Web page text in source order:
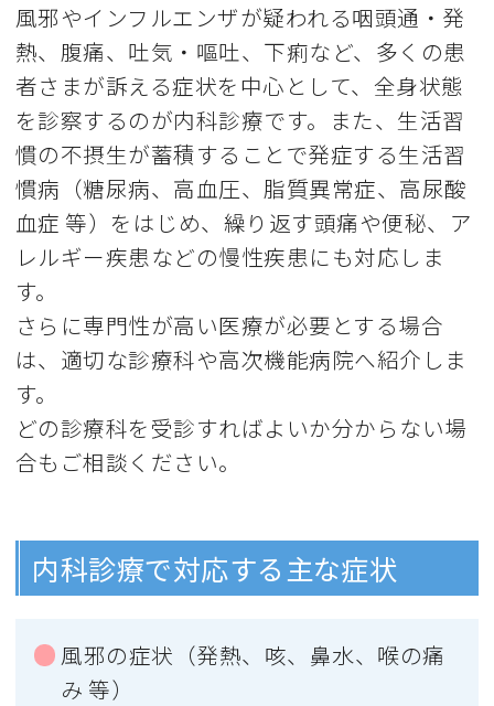
風邪やインフルエンザが疑われる咽頭通・発
熱、腹痛、吐気・嘔吐、下痢など、多くの患
者さまが訴える症状を中心として、全身状態
を診察するのが内科診療です。また、生活習
慣の不摂生が蓄積することで発症する生活習
慣病（糖尿病、高血圧、脂質異常症、高尿酸
血症 等）をはじめ、繰り返す頭痛や便秘、ア
レルギー疾患などの慢性疾患にも対応しま
す。
さらに専門性が高い医療が必要とする場合
は、適切な診療科や高次機能病院へ紹介しま
す。
どの診療科を受診すればよいか分からない場
合もご相談ください。
内科診療で対応する主な症状
風邪の症状（発熱、咳、鼻水、喉の痛
み 等）